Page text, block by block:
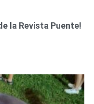
la Revista Puente!